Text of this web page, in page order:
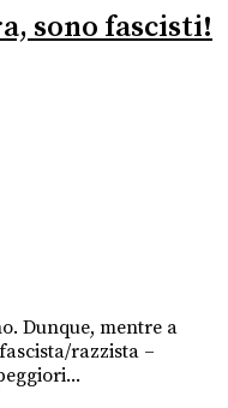
sono fascisti!
Dunque, mentre a
razzista –